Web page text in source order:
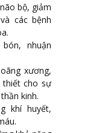
bộ, giảm
các bệnh
nhuận
xương,
thiết cho sự
kinh.
khí huyết,